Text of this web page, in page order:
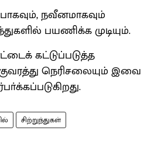
நவீனமாகவும்
பயணிக்க முடியும்.
கட்டுப்படுத்த
நெரிசலையும் இவை
சிற்றுந்துகள்